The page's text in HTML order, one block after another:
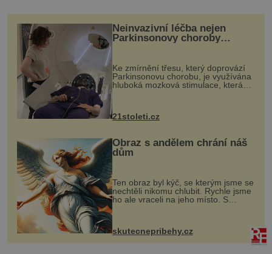
Neinvazivní léčba nejen
Parkinsonovy choroby
Ke zmírnění třesu, který doprovází
Parkinsonovu chorobu, je využívána
hluboká mozková stimulace, která
však vyžaduje vysoce invazivní
k dostatečně přesnému zacílení ...
21stoleti.cz
Obraz s andělem chrání náš
dům
Ten obraz byl kýč, se kterým jsme se
nechtěli nikomu chlubit. Rychle jsme
ho ale vraceli na jeho místo. S
manželem Vaškem jsme si pořídili
chaloupku, takový domek na severu
Čech, kde jsme si naplánova...
skutecnepribehy.cz